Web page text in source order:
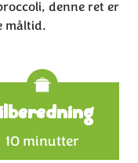
, denne ret er
måltid.
10 minutter